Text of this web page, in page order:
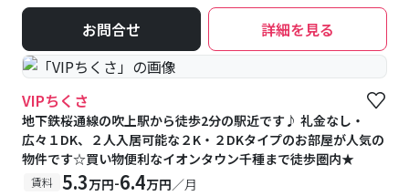
お問合せ 詳細を見る
VIPちくさ
地下鉄桜通線の吹上駅から徒歩2分の駅近です♪ 礼金なし・
広々１DK、２人入居可能な２K・２DKタイプのお部屋が人気の
物件です☆買い物便利なイオンタウン千種まで徒歩圏内★
賃料 5.3万円-6.4万円／月